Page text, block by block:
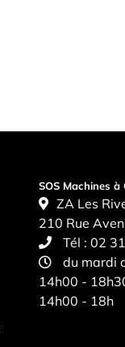
SOS Machines à
ZA Les
210 Rue
Tél :02
du mardi
14h00 -
14h00 - 18h